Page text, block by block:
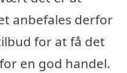
anbefales derfor
for at få det
en god handel.